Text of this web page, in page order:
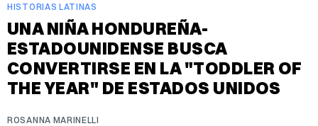
HISTORIAS LATINAS
UNA NIÑA HONDUREÑA-
ESTADOUNIDENSE BUSCA
CONVERTIRSE EN LA "TODDLER OF
THE YEAR" DE ESTADOS UNIDOS
ROSANNA MARINELLI